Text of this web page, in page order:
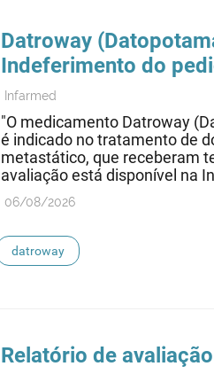
Datroway
Indeferimento do
Infarmed
"O medicamento Datroway
é indicado no tratamento de
metastático, que receberam
avaliação está disponível na
06/08/2026
datroway
Relatório de